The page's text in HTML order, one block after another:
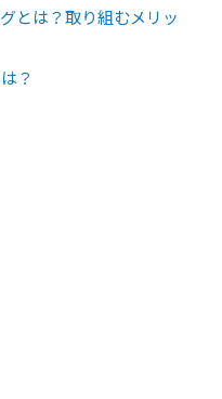
とは？取り組むメリッ
？